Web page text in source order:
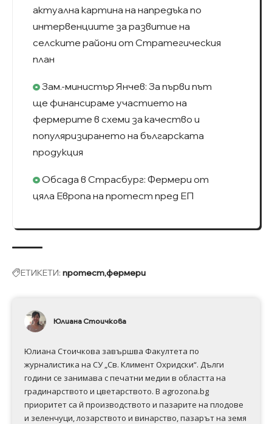
актуална картина на напредъка по
интервенциите за развитие на
селските райони от Стратегическия
план
Зам.-министър Янчев: За първи път
ще финансираме участието на
фермерите в схеми за качество и
популяризирането на българската
продукция
Обсада в Страсбург: Фермери от
цяла Европа на протест пред ЕП
ЕТИКЕТИ: протестфермери
Юлиана Стоичкова
Юлиана Стоичкова завършва Факултета по
журналистика на СУ „Св. Климент Охридски“. Дълги
години се занимава с печатни медии в областта на
градинарството и цветарството. В agrozona.bg
приоритет са й производството и пазарите на плодове
и зеленчуци, лозарството и винарство, пазарът на земя